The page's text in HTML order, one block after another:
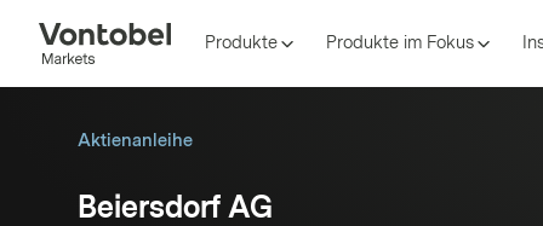
Produkte Produkte im Fokus
Aktienanleihe
Beiersdorf AG